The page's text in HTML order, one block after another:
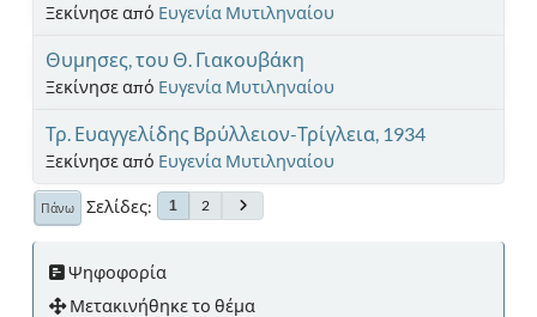
Ξεκίνησε από Ευγενία Μυτιληναίου
Θυμησες, του Θ. Γιακουβάκη
Ξεκίνησε από Ευγενία Μυτιληναίου
Τρ. Ευαγγελίδης Βρύλλειον-Τρίγλεια, 1934
Ξεκίνησε από Ευγενία Μυτιληναίου
Πάνω Σελίδες 1 2
Ψηφοφορία
Μετακινήθηκε το θέμα